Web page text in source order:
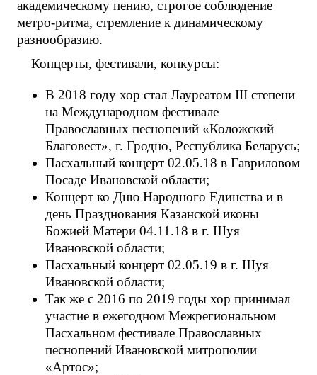
академическому пению, строгое соблюдение
метро-ритма, стремление к динамическому
разнообразию.
Концерты, фестивали, конкурсы:
В 2018 году хор стал Лауреатом III степени
на Международном фестивале
Православных песнопений «Коложский
Благовест», г. Гродно, Республика Беларусь;
Пасхальный концерт 02.05.18 в Гавриловом
Посаде Ивановской области;
Концерт ко Дню Народного Единства и в
день Празднования Казанской иконы
Божией Матери 04.11.18 в г. Шуя
Ивановской области;
Пасхальный концерт 02.05.19 в г. Шуя
Ивановской области;
Так же с 2016 по 2019 годы хор принимал
участие в ежегодном Межрегиональном
Пасхальном фестивале Православных
песнопений Ивановской митрополии
«Артос»;